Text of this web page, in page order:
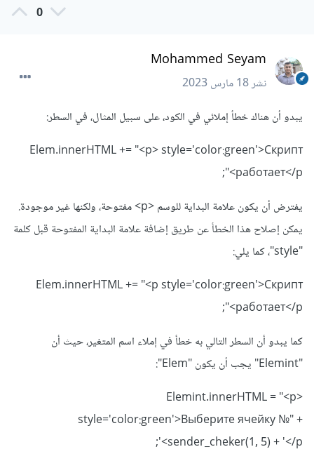
0
Mohammed Seyam
نشر18 مارس 2023
يبدو أن هناك خطأ إملائي في الكود، على سبيل المثال، في السطر:
Elem.innerHTML += "<p> style='color:green'>Скрипт
работает</p>";
يفترض أن يكون علامة البداية للوسم <p> مفتوحة، ولكنها غير موجودة.
يمكن إصلاح هذا الخطأ عن طريق إضافة علامة البداية المفتوحة قبل كلمة
"style"، كما يلي:
Elem.innerHTML += "<p style='color:green'>Скрипт
работает</p>";
كما يبدو أن السطر التالي به خطأ في إملاء اسم المتغير، حيث أن
"Elemint" يجب أن يكون "Elem":
Elemint.innerHTML = "<p>
style='color:green'>Выберите ячейку №" +
sender_cheker(1, 5) + '</p>';